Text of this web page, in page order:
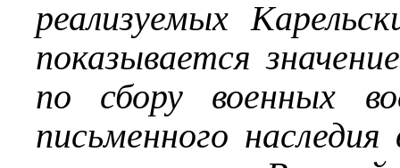
реализуемых
показывается
по сбору военных
письменного